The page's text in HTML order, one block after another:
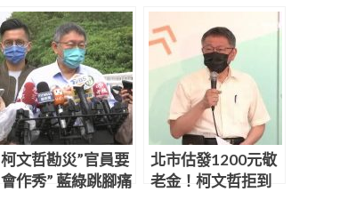
柯文哲勘災”官員要
會作秀” 藍綠跳腳痛
北市估發1200元敬
老金！柯文哲拒到